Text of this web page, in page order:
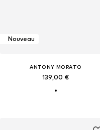
Nouveau
ANTONY MORATO
139,00 €